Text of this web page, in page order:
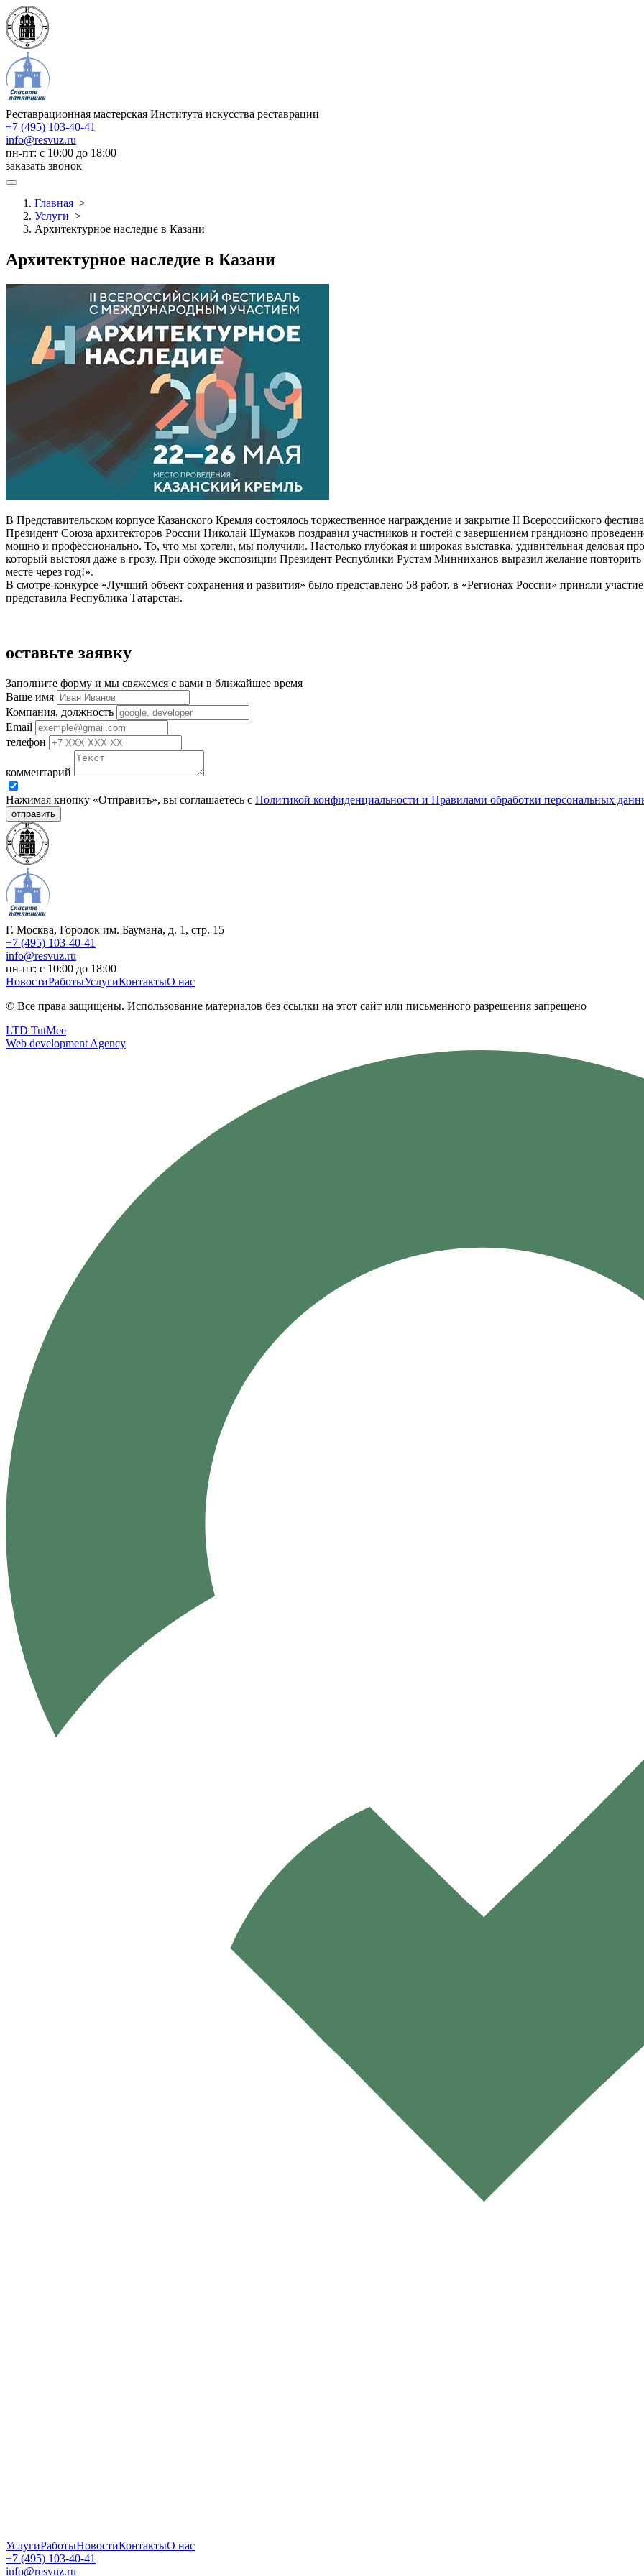
Реставрационная мастерская Института искусства реставрации
+7 (495) 103-40-41
info@resvuz.ru
пн-пт: с 10:00 до 18:00
заказать звонок
Главная >
Услуги >
Архитектурное наследие в Казани
Архитектурное наследие в Казани
В Представительском корпусе Казанского Кремля состоялось торжественное награждение и закрытие II Всероссийского
Президент Союза архитекторов России Николай Шумаков поздравил участников и гостей с завершением грандиозно
мощно и профессионально. То, что мы хотели, мы получили. Настолько глубокая и широкая выставка, удивительная деловая
который выстоял даже в грозу. При обходе экспозиции Президент Республики Рустам Минниханов выразил желание
месте через год!».
В смотре-конкурсе «Лучший объект сохранения и развития» было представлено 58 работ, в «Регионах России» приняли
представила Республика Татарстан.
оставьте заявку
Заполните форму и мы свяжемся с вами в ближайшее время
Ваше имя
Компания, должность
Email
телефон
комментарий
Нажимая кнопку «Отправить», вы соглашаетесь с Политикой конфиденциальности и Правилами обработки персональных
отправить
Г. Москва, Городок им. Баумана, д. 1, стр. 15
+7 (495) 103-40-41
info@resvuz.ru
пн-пт: с 10:00 до 18:00
НовостиРаботыУслугиКонтактыО нас
© Все права защищены. Использование материалов без ссылки на этот сайт или письменного разрешения запрещено
LTD TutMee
Web development Agency
УслугиРаботыНовостиКонтактыО нас
+7 (495) 103-40-41
info@resvuz.ru